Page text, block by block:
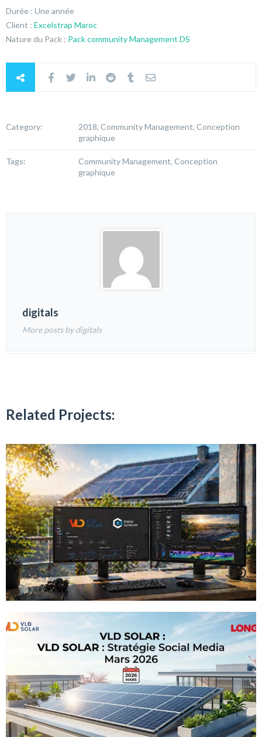
Durée : Une année
Client : Excelstrap Maroc
Nature du Pack : Pack community Management DS
Category:
2018, Community Management, Conception
graphique
Tags:
Community Management, Conception
graphique
digitals
More posts by digitals
Related Projects: